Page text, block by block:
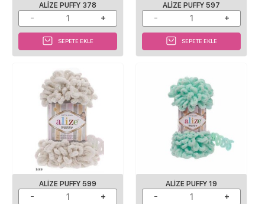
ALIZE PUFFY 378
SEPETE EKLE
ALIZE PUFFY 597
SEPETE EKLE
ALIZE PUFFY 599 ALIZE PUFFY 19